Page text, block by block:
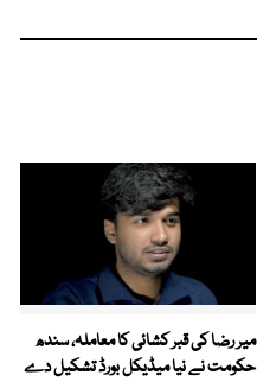
میر رضا کی قبر کشائی کا معاملہ، سندھ
حکومت نے نیا میڈیکل بورڈ تشکیل دے